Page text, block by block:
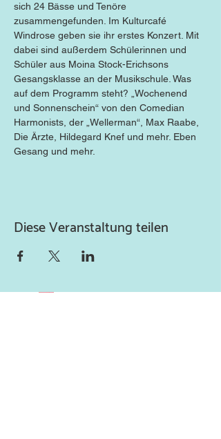
sich 24 Bässe und Tenöre
zusammengefunden. Im Kulturcafé
Windrose geben sie ihr erstes Konzert. Mit
dabei sind außerdem Schülerinnen und
Schüler aus Moina Stock-Erichsons
Gesangsklasse an der Musikschule. Was
auf dem Programm steht? „Wochenend
und Sonnenschein“ von den Comedian
Harmonists, der „Wellerman“, Max Raabe,
Die Ärzte, Hildegard Knef und mehr. Eben
Gesang und mehr.
Diese Veranstaltung teilen